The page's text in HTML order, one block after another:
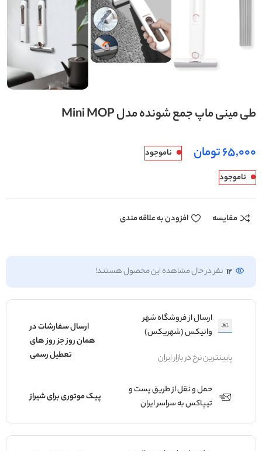
طی مینی ماپ جمع شونده مدل Mini MOP
تومان
ناموجود
ناموجود
مقایسه افزودن به علاقه مندی
12 نفر در حال مشاهده این محصول هستند!
ارسال از فروشگاه شهر
وانیکس (شهریکس)
پایینترین نرخ در بازار ایران
ارسال سفارشات در
همان روز جز روز های
تعطیل رسمی
حمل و نقل از طریق پست و
تیپاکس به سراسر ایران
پیک موتوری برای شیراز